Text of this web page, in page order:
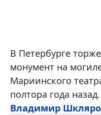
В Петербурге
монумент на
Мариинского
полтора года
Владимир